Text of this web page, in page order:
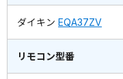
ダイキン EQA37ZV
リモコン型番